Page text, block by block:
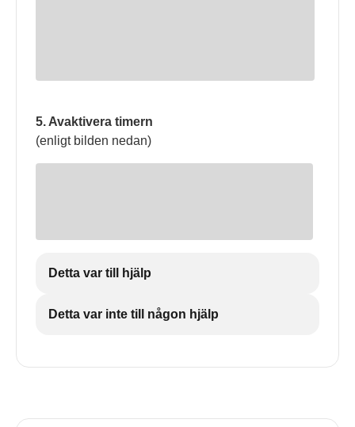
5. Avaktivera timern
(enligt bilden nedan)
Detta var till hjälp
Detta var inte till någon hjälp